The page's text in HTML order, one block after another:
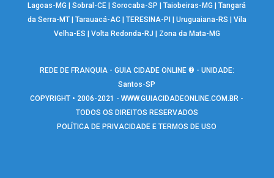
Lagoas-MG |Sobral-CE |Sorocaba-SP |Taiobeiras-MG |Tangará
da Serra-MT| Tarauacá-AC| TERESINA-PI | Uruguaiana-RS | Vila
Velha-ES | Volta Redonda-RJ | Zona da Mata-MG
REDE DE FRANQUIA - GUIA CIDADE ONLINE ® - UNIDADE:
Santos-SP
COPYRIGHT • 2006-2021 -WWW.GUIACIDADEONLINE.COM.BR -
TODOS OS DIREITOS RESERVADOS
POLÍTICA DE PRIVACIDADE E TERMOS DE USO